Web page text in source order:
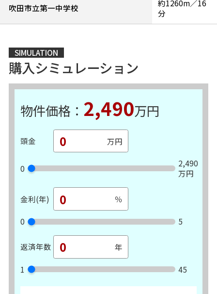
吹田市立第一中学校
約1260m／16
分
SIMULATION
購入シミュレーション
物件価格： 2,490万円
頭金
0
2,490
万円
金利(年)
0 5
返済年数
1 45